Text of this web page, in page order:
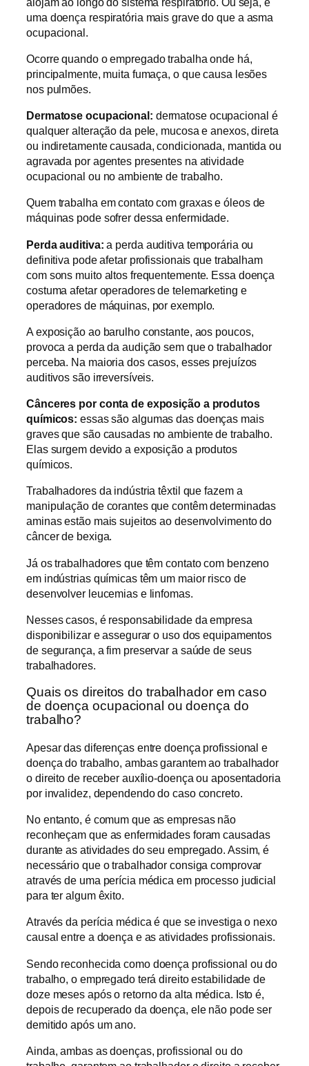
uma doença respiratória mais grave do que a asma
ocupacional.
Ocorre quando o empregado trabalha onde há,
principalmente, muita fumaça, o que causa lesões
nos pulmões.
Dermatose ocupacional: dermatose ocupacional é
qualquer alteração da pele, mucosa e anexos, direta
ou indiretamente causada, condicionada, mantida ou
agravada por agentes presentes na atividade
ocupacional ou no ambiente de trabalho.
Quem trabalha em contato com graxas e óleos de
máquinas pode sofrer dessa enfermidade.
Perda auditiva: a perda auditiva temporária ou
definitiva pode afetar profissionais que trabalham
com sons muito altos frequentemente. Essa doença
costuma afetar operadores de telemarketing e
operadores de máquinas, por exemplo.
A exposição ao barulho constante, aos poucos,
provoca a perda da audição sem que o trabalhador
perceba. Na maioria dos casos, esses prejuízos
auditivos são irreversíveis.
Cânceres por conta de exposição a produtos
químicos: essas são algumas das doenças mais
graves que são causadas no ambiente de trabalho.
Elas surgem devido a exposição a produtos
químicos.
Trabalhadores da indústria têxtil que fazem a
manipulação de corantes que contêm determinadas
aminas estão mais sujeitos ao desenvolvimento do
câncer de bexiga.
Já os trabalhadores que têm contato com benzeno
em indústrias químicas têm um maior risco de
desenvolver leucemias e linfomas.
Nesses casos, é responsabilidade da empresa
disponibilizar e assegurar o uso dos equipamentos
de segurança, a fim preservar a saúde de seus
trabalhadores.
Quais os direitos do trabalhador em caso
de doença ocupacional ou doença do
trabalho?
Apesar das diferenças entre doença profissional e
doença do trabalho, ambas garantem ao trabalhador
o direito de receber auxílio-doença ou aposentadoria
por invalidez, dependendo do caso concreto.
No entanto, é comum que as empresas não
reconheçam que as enfermidades foram causadas
durante as atividades do seu empregado. Assim, é
necessário que o trabalhador consiga comprovar
através de uma perícia médica em processo judicial
para ter algum êxito.
Através da perícia médica é que se investiga o nexo
causal entre a doença e as atividades profissionais.
Sendo reconhecida como doença profissional ou do
trabalho, o empregado terá direito estabilidade de
doze meses após o retorno da alta médica. Isto é,
depois de recuperado da doença, ele não pode ser
demitido após um ano.
Ainda, ambas as doenças, profissional ou do